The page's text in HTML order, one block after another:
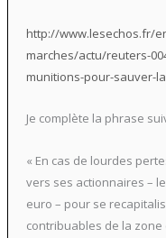
http://www.lesechos.fr/
marches/actu/reuters-
munitions-pour-sauver-
Je complète la phrase
« En cas de lourdes
vers ses actionnaires –
euro – pour se
contribuables de la